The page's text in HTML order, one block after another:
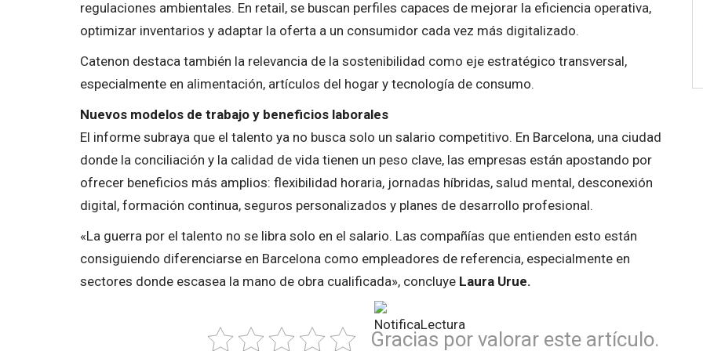
regulaciones ambientales. En retail, se buscan perfiles capaces de mejorar la eficiencia operativa,
optimizar inventarios y adaptar la oferta a un consumidor cada vez más digitalizado.
Catenon destaca también la relevancia de la sostenibilidad como eje estratégico transversal,
especialmente en alimentación, artículos del hogar y tecnología de consumo.
Nuevos modelos de trabajo y beneficios laborales
El informe subraya que el talento ya no busca solo un salario competitivo. En Barcelona, una ciudad
donde la conciliación y la calidad de vida tienen un peso clave, las empresas están apostando por
ofrecer beneficios más amplios: flexibilidad horaria, jornadas híbridas, salud mental, desconexión
digital, formación continua, seguros personalizados y planes de desarrollo profesional.
«La guerra por el talento no se libra solo en el salario. Las compañías que entienden esto están
consiguiendo diferenciarse en Barcelona como empleadores de referencia, especialmente en
sectores donde escasea la mano de obra cualificada», concluye Laura Urue.
Gracias por valorar este artículo.